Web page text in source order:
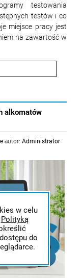
w celu
Polityką
do
testowania
testów i co
miejsce pracy jest
na zawartość w
alkomatów
autor: Administrator